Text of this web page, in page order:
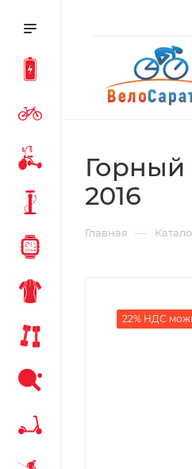
Горный
2016
Главная —
22% НДС